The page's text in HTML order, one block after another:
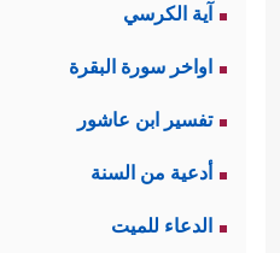
آية الكرسي
اواخر سورة البقرة
تفسير ابن عاشور
أدعية من السنة
الدعاء للميت